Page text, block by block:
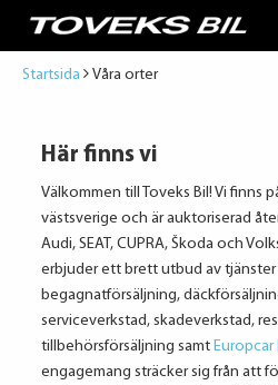
Startsida Våra orter
Här finns vi
Välkommen till Toveks Bil! Vi finns
västsverige och är auktoriserad
Audi, SEAT, CUPRA, Škoda och
erbjuder ett brett utbud av
begagnatförsäljning,
serviceverkstad, skadeverkstad,
tillbehörsförsäljning samt
engagemang sträcker sig från att